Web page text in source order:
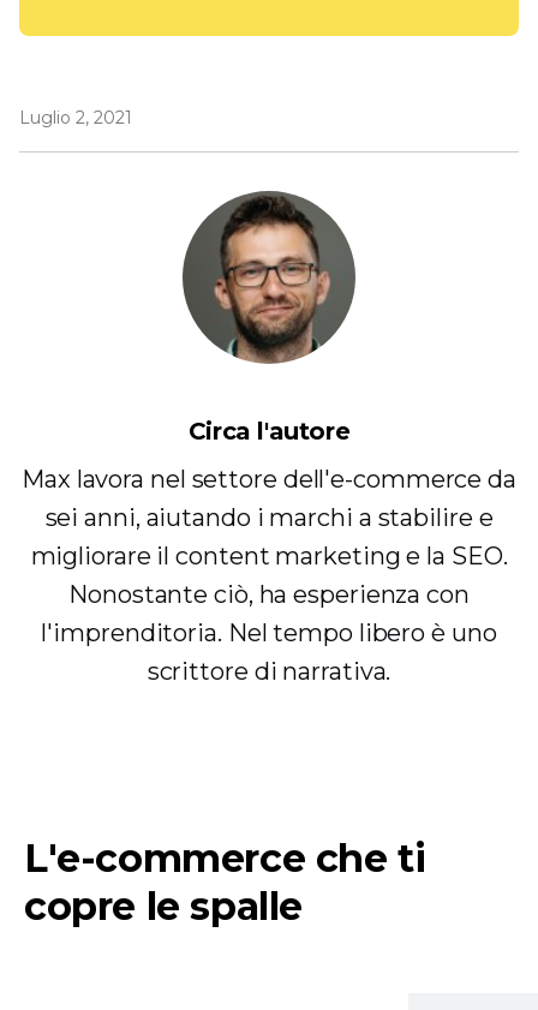
Luglio 2, 2021
Circa l'autore
Max lavora nel settore dell'e-commerce da
sei anni, aiutando i marchi a stabilire e
migliorare il content marketing e la SEO.
Nonostante ciò, ha esperienza con
l'imprenditoria. Nel tempo libero è uno
scrittore di narrativa.
L'e-commerce che ti
copre le spalle